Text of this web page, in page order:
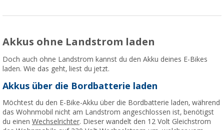
Akkus ohne Landstrom laden
Doch auch ohne Landstrom kannst du den Akku deines E-Bikes
laden. Wie das geht, liest du jetzt.
Akkus über die Bordbatterie laden
Möchtest du den E-Bike-Akku über die Bordbatterie laden, während
das Wohnmobil nicht am Landstrom angeschlossen ist, benötigst
du einen Wechselrichter. Dieser wandelt den 12 Volt Gleichstrom